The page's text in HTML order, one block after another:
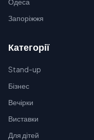
Запоріжжя
Категорії
Stand-up
Бізнес
Вечірки
Виставки
Для дітей